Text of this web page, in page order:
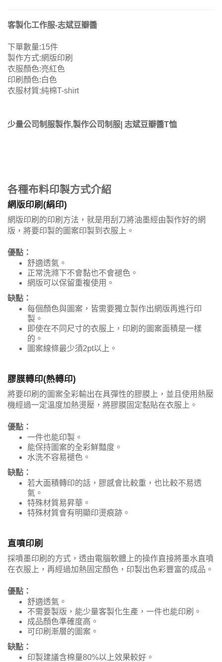
客製化工作服-志斌豆瓣醬
下單數量:15件
製作方式:網版印刷
衣服顏色:亮紅色
印刷顏色:白色
衣服材質:純棉T-shirt
少量公司制服製作,製作公司制服| 志斌豆瓣醬T恤
各種布料印製方式介紹
網版印刷(絹印)
網版印刷的印刷方法，就是用刮刀將油墨經由製作好的網
版，將要印製的圖案印製到衣服上。
優點：
舒適透氣。
正常洗滌下不會黏也不會褪色。
網版可以保留重複使用。
缺點：
每個顏色與圖案，皆需要獨立製作出網版再進行印
製。
即使在不同尺寸的衣服上，印刷的圖案面積是一樣
的。
圖案線條最少須2pt以上。
膠膜轉印(熱轉印)
將要印刷的圖案全彩輸出在具彈性的膠膜上，並且使用熱壓
機經過一定溫度加熱燙壓，將膠膜固定黏貼在衣服上。
優點：
一件也能印製。
能保持圖案的全彩鮮豔度。
水洗不容易褪色。
缺點：
若大面積轉印的話，膠感會比較重，也比較不易透
氣。
特殊材質易昇華。
特殊材質會有明顯印燙痕跡。
直噴印刷
採噴墨印刷的方式，透由電腦軟體上的操作直接將墨水直噴
在衣服上，再經過加熱固定顏色，印製出色彩豐富的成品。
優點：
舒適透氣。
不需要製版，能少量客製化生產，一件也能印刷。
成品顏色準確度高。
可印刷漸層的圖案。
缺點：
印製建議含棉量80%以上效果較好。